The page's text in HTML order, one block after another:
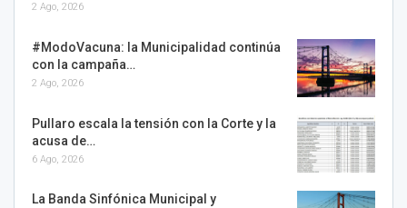
2 Ago, 2026
#ModoVacuna: la Municipalidad continúa
con la campaña…
2 Ago, 2026
Pullaro escala la tensión con la Corte y la
acusa de…
6 Ago, 2026
La Banda Sinfónica Municipal y